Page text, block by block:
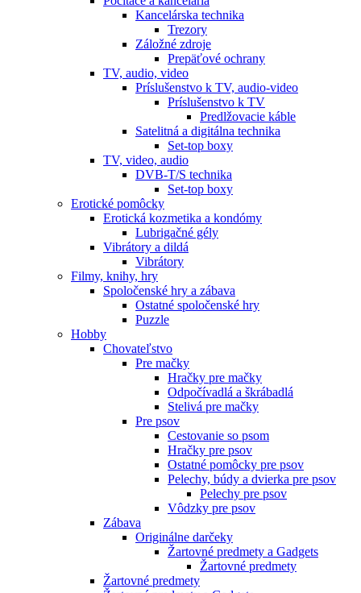
Kancelárska technika
Trezory
Záložné zdroje
Prepäťové ochrany
TV, audio, video
Príslušenstvo k TV, audio-video
Príslušenstvo k TV
Predlžovacie káble
Satelitná a digitálna technika
Set-top boxy
TV, video, audio
DVB-T/S technika
Set-top boxy
Erotické pomôcky
Erotická kozmetika a kondómy
Lubrigačné gély
Vibrátory a dildá
Vibrátory
Filmy, knihy, hry
Spoločenské hry a zábava
Ostatné spoločenské hry
Puzzle
Hobby
Chovateľstvo
Pre mačky
Hračky pre mačky
Odpočívadlá a škrábadlá
Stelivá pre mačky
Pre psov
Cestovanie so psom
Hračky pre psov
Ostatné pomôcky pre psov
Pelechy, búdy a dvierka pre psov
Pelechy pre psov
Vôdzky pre psov
Zábava
Originálne darčeky
Žartovné predmety a Gadgets
Žartovné predmety
Žartovné predmety